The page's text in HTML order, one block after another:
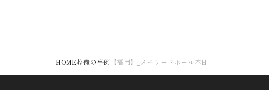
HOME葬儀の事例 【福岡】_メモリードホール春日